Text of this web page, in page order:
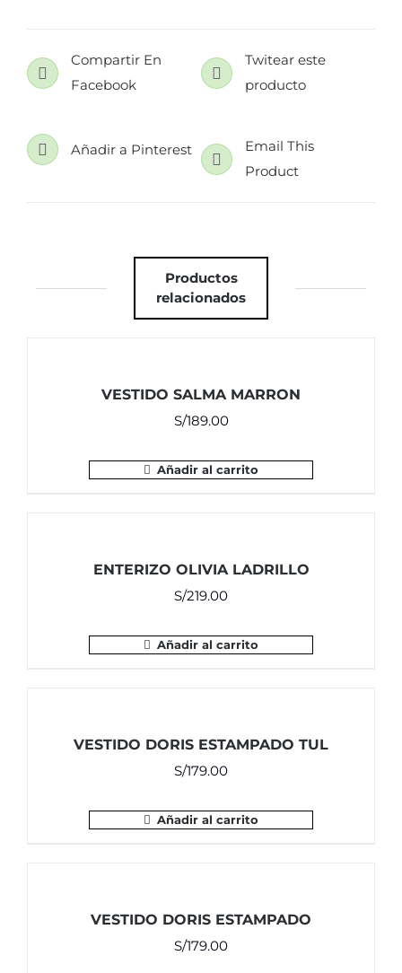
Compartir En
Facebook
Twitear este
producto
Añadir a Pinterest
Email This
Product
Productos
relacionados
VESTIDO SALMA MARRON
S/189.00
Añadir al carrito
ENTERIZO OLIVIA LADRILLO
S/219.00
Añadir al carrito
VESTIDO DORIS ESTAMPADO TUL
S/179.00
Añadir al carrito
VESTIDO DORIS ESTAMPADO
S/179.00